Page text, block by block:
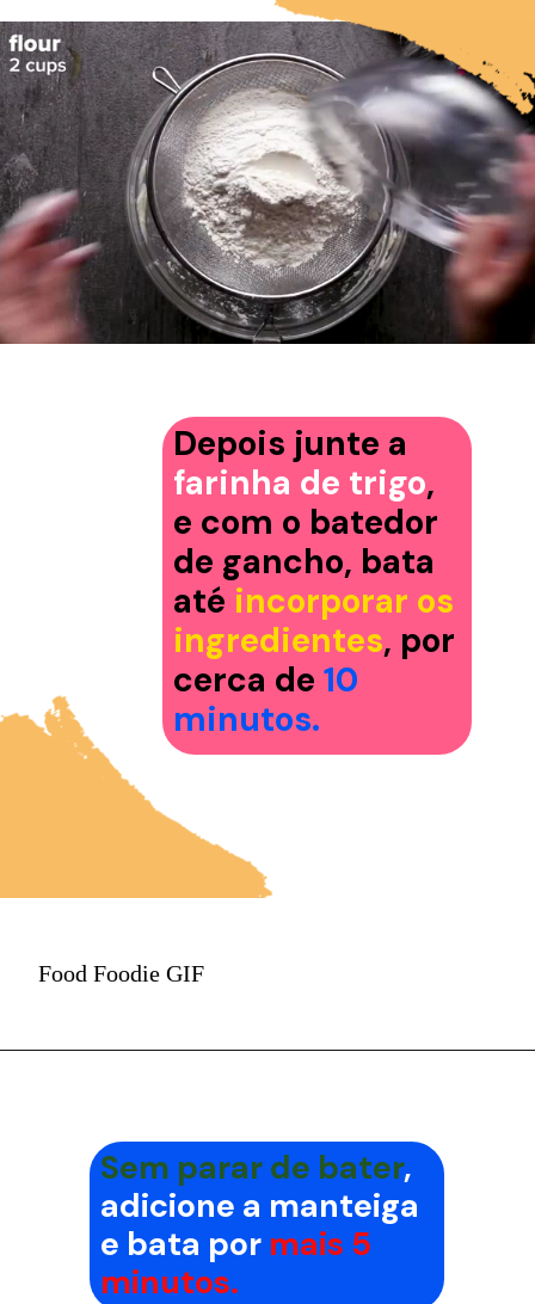
Depois junte a
farinha de trigo,
e com o batedor
de gancho, bata
até incorporar os
ingredientes, por
cerca de 10
minutos.
Food Foodie GIF
Sem parar de bater,
adicione a manteiga
e bata por mais 5
minutos.